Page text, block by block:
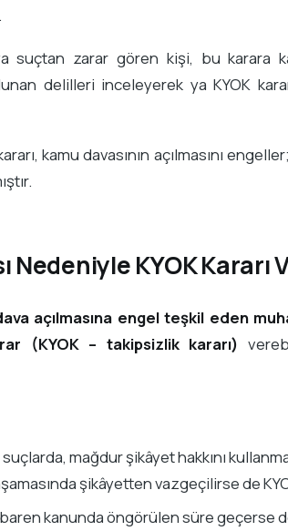
suçtan zarar gören kişi, bu karara
delilleri inceleyerek ya KYOK
kamu davasının açılmasını
KYOK Kararı
açılmasına engel teşkil eden
(KYOK – takipsizlik kararı)
mağdur şikâyet hakkını
şikâyetten vazgeçilirse de
kanunda öngörülen süre geçerse